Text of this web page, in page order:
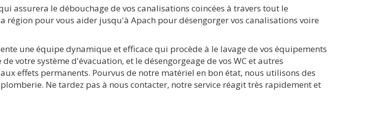
assurera le débouchage de vos canalisations coincées à travers tout le
pour vous aider jusqu'à Apach pour désengorger vos canalisations voire
une équipe dynamique et efficace qui procède à le lavage de vos équipements
votre système d'évacuation, et le désengorgeage de vos WC et autres
effets permanents. Pourvus de notre matériel en bon état, nous utilisons des
Ne tardez pas à nous contacter, notre service réagit très rapidement et